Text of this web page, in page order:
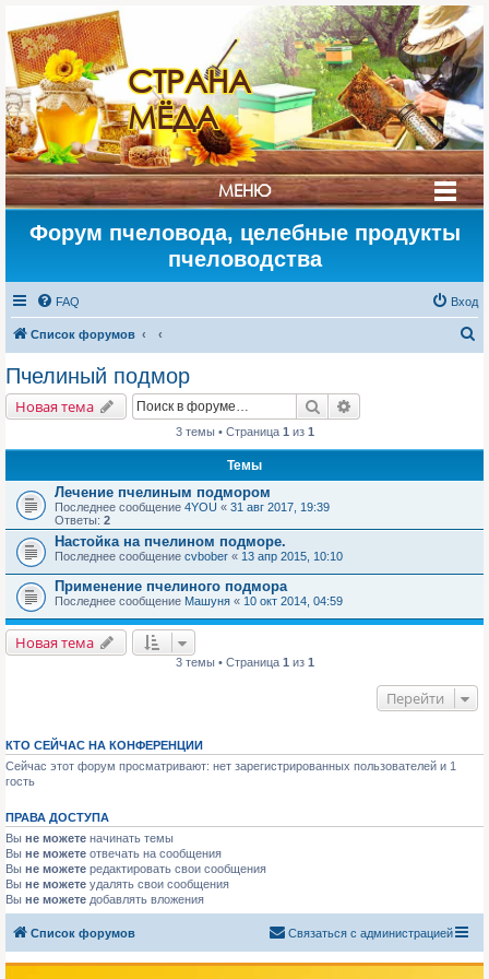
СТРАНА
МЁДА
МЕНЮ
Форум пчеловода, целебные продукты
пчеловодства
FAQ Вход
Список форумов
Пчелиный подмор
Новая тема Поиск
3 темы • Страница 1 из 1
Темы
Лечение пчелиным подмором
Последнее сообщение 4YOU « 31 авг 2017, 19:39
Ответы: 2
Настойка на пчелином подморе.
Последнее сообщение cvbober « 13 апр 2015, 10:10
Применение пчелиного подмора
Последнее сообщение Машуня « 10 окт 2014, 04:59
Новая тема
3 темы • Страница 1 из 1
Перейти
КТО СЕЙЧАС НА КОНФЕРЕНЦИИ
Сейчас этот форум просматривают: нет зарегистрированных пользователей и 1
гость
ПРАВА ДОСТУПА
Вы не можете начинать темы
Вы не можете отвечать на сообщения
Вы не можете редактировать свои сообщения
Вы не можете удалять свои сообщения
Вы не можете добавлять вложения
Список форумов Связаться с администрацией